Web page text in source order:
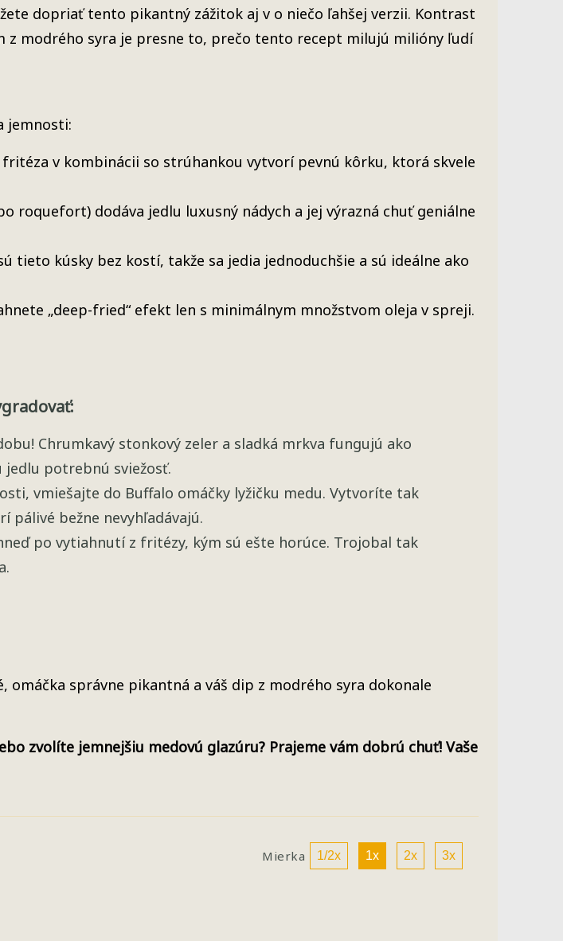
dopriať tento pikantný zážitok aj v o niečo ľahšej verzii. Kontrast
z modrého syra je presne to, prečo tento recept milujú milióny ľudí
jemnosti:
fritéza v kombinácii so strúhankou vytvorí pevnú kôrku, ktorá skvele
roquefort) dodáva jedlu luxusný nádych a jej výrazná chuť geniálne
tieto kúsky bez kostí, takže sa jedia jednoduchšie a sú ideálne ako
„deep-fried“ efekt len s minimálnym množstvom oleja v spreji.
Chrumkavý stonkový zeler a sladká mrkva fungujú ako
jedlu potrebnú sviežosť.
vmiešajte do Buffalo omáčky lyžičku medu. Vytvoríte tak
pálivé bežne nevyhľadávajú.
po vytiahnutí z fritézy, kým sú ešte horúce. Trojobal tak
omáčka správne pikantná a váš dip z modrého syra dokonale
zvolíte jemnejšiu medovú glazúru? Prajeme vám dobrú chuť! Vaše
Mierka 1/2x 1x 2x 3x